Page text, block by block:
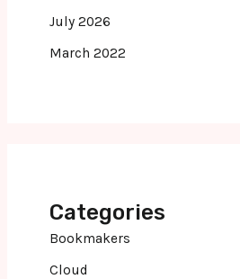
July 2026
March 2022
Categories
Bookmakers
Cloud